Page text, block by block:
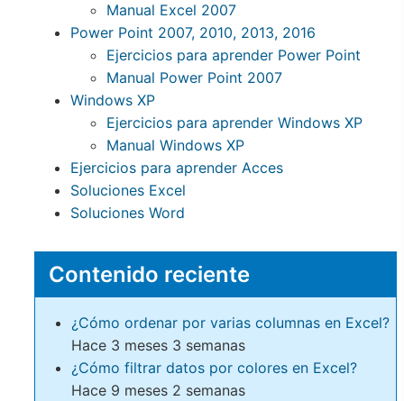
Manual Excel 2007
Power Point 2007, 2010, 2013, 2016
Ejercicios para aprender Power Point
Manual Power Point 2007
Windows XP
Ejercicios para aprender Windows XP
Manual Windows XP
Ejercicios para aprender Acces
Soluciones Excel
Soluciones Word
Contenido reciente
¿Cómo ordenar por varias columnas en Excel?
Hace 3 meses 3 semanas
¿Cómo filtrar datos por colores en Excel?
Hace 9 meses 2 semanas